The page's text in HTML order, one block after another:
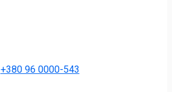
+380 96 0000-543